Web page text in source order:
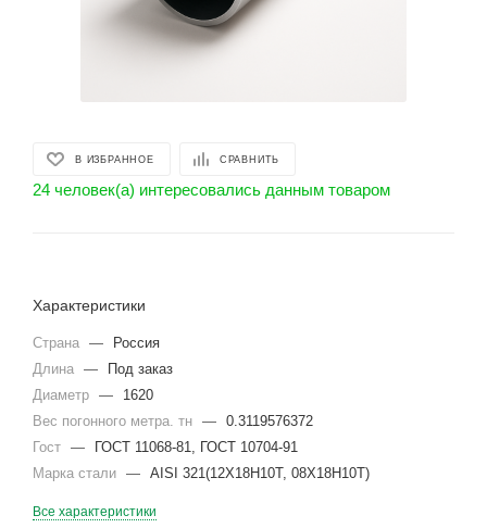
В ИЗБРАННОЕ СРАВНИТЬ
24 человек(а) интересовались данным товаром
Характеристики
Страна —
Россия
Длина —
Под заказ
Диаметр —
1620
Вес погонного метра. тн — 0.3119576372
Гост —
ГОСТ 11068-81, ГОСТ 10704-91
Марка стали — AISI 321(12Х18Н10Т, 08Х18Н10Т)
Все характеристики